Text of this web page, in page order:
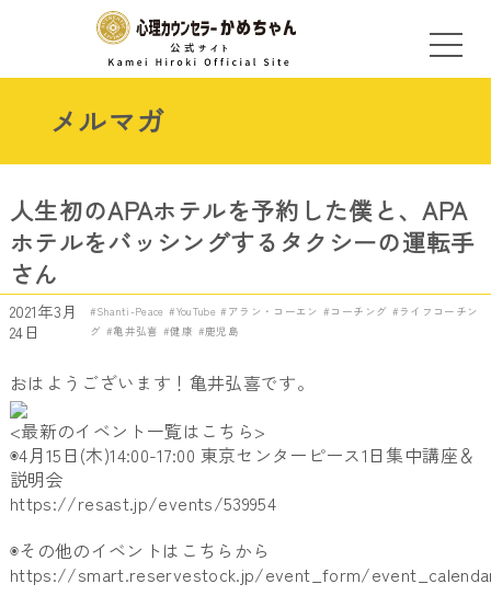
メルマガ
人生初のAPAホテルを予約した僕と、APA
ホテルをバッシングするタクシーの運転手
さん
2021年3月
24日
Shanti-Peace YouTube アラン・コーエン コーチング
ライフコーチン
グ
亀井弘喜 健康 鹿児島
おはようございます！亀井弘喜です。
<最新のイベント一覧はこちら>
◉4月15日(木)14:00-17:00 東京センターピース1日集中講座＆
説明会
https://resast.jp/events/539954
◉その他のイベントはこちらから
https://smart.reservestock.jp/event_form/